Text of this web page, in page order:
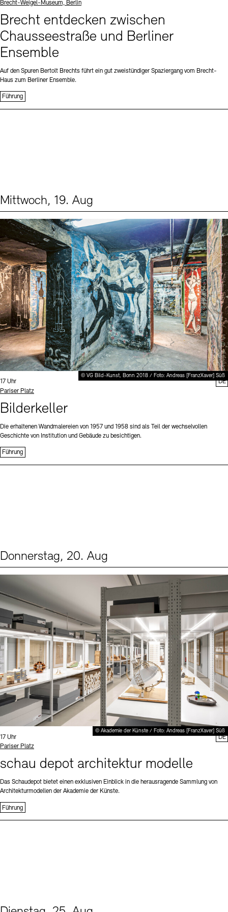
Standort
Brecht-Weigel-Museum, Berlin
Brecht entdecken zwischen
Chausseestraße und Berliner
Ensemble
Auf den Spuren Bertolt Brechts führt ein gut zweistündiger Spaziergang vom Brecht-
Haus zum Berliner Ensemble.
Führung
Mittwoch, 19. Aug
© VG Bild-Kunst, Bonn 2018 / Foto: Andreas [FranzXaver] Süß
Uhrzeit:
17 Uhr
Standort
Pariser Platz
Bilderkeller
Die erhaltenen Wandmalereien von 1957 und 1958 sind als Teil der wechselvollen
Geschichte von Institution und Gebäude zu besichtigen.
Führung
DE
Donnerstag, 20. Aug
© Akademie der Künste / Foto: Andreas [FranzXaver] Süß
Uhrzeit:
17 Uhr
Standort
Pariser Platz
schau depot architektur modelle
Das Schaudepot bietet einen exklusiven Einblick in die herausragende Sammlung von
Architekturmodellen der Akademie der Künste.
Führung
DE